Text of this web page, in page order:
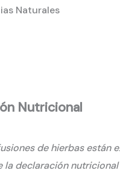
Naturales
Nutricional
de hierbas están
la declaración